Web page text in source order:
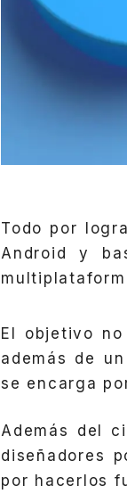
Todo por
Android y
El objetivo
además de
se encarga
Además del
diseñadores
por hacerlos